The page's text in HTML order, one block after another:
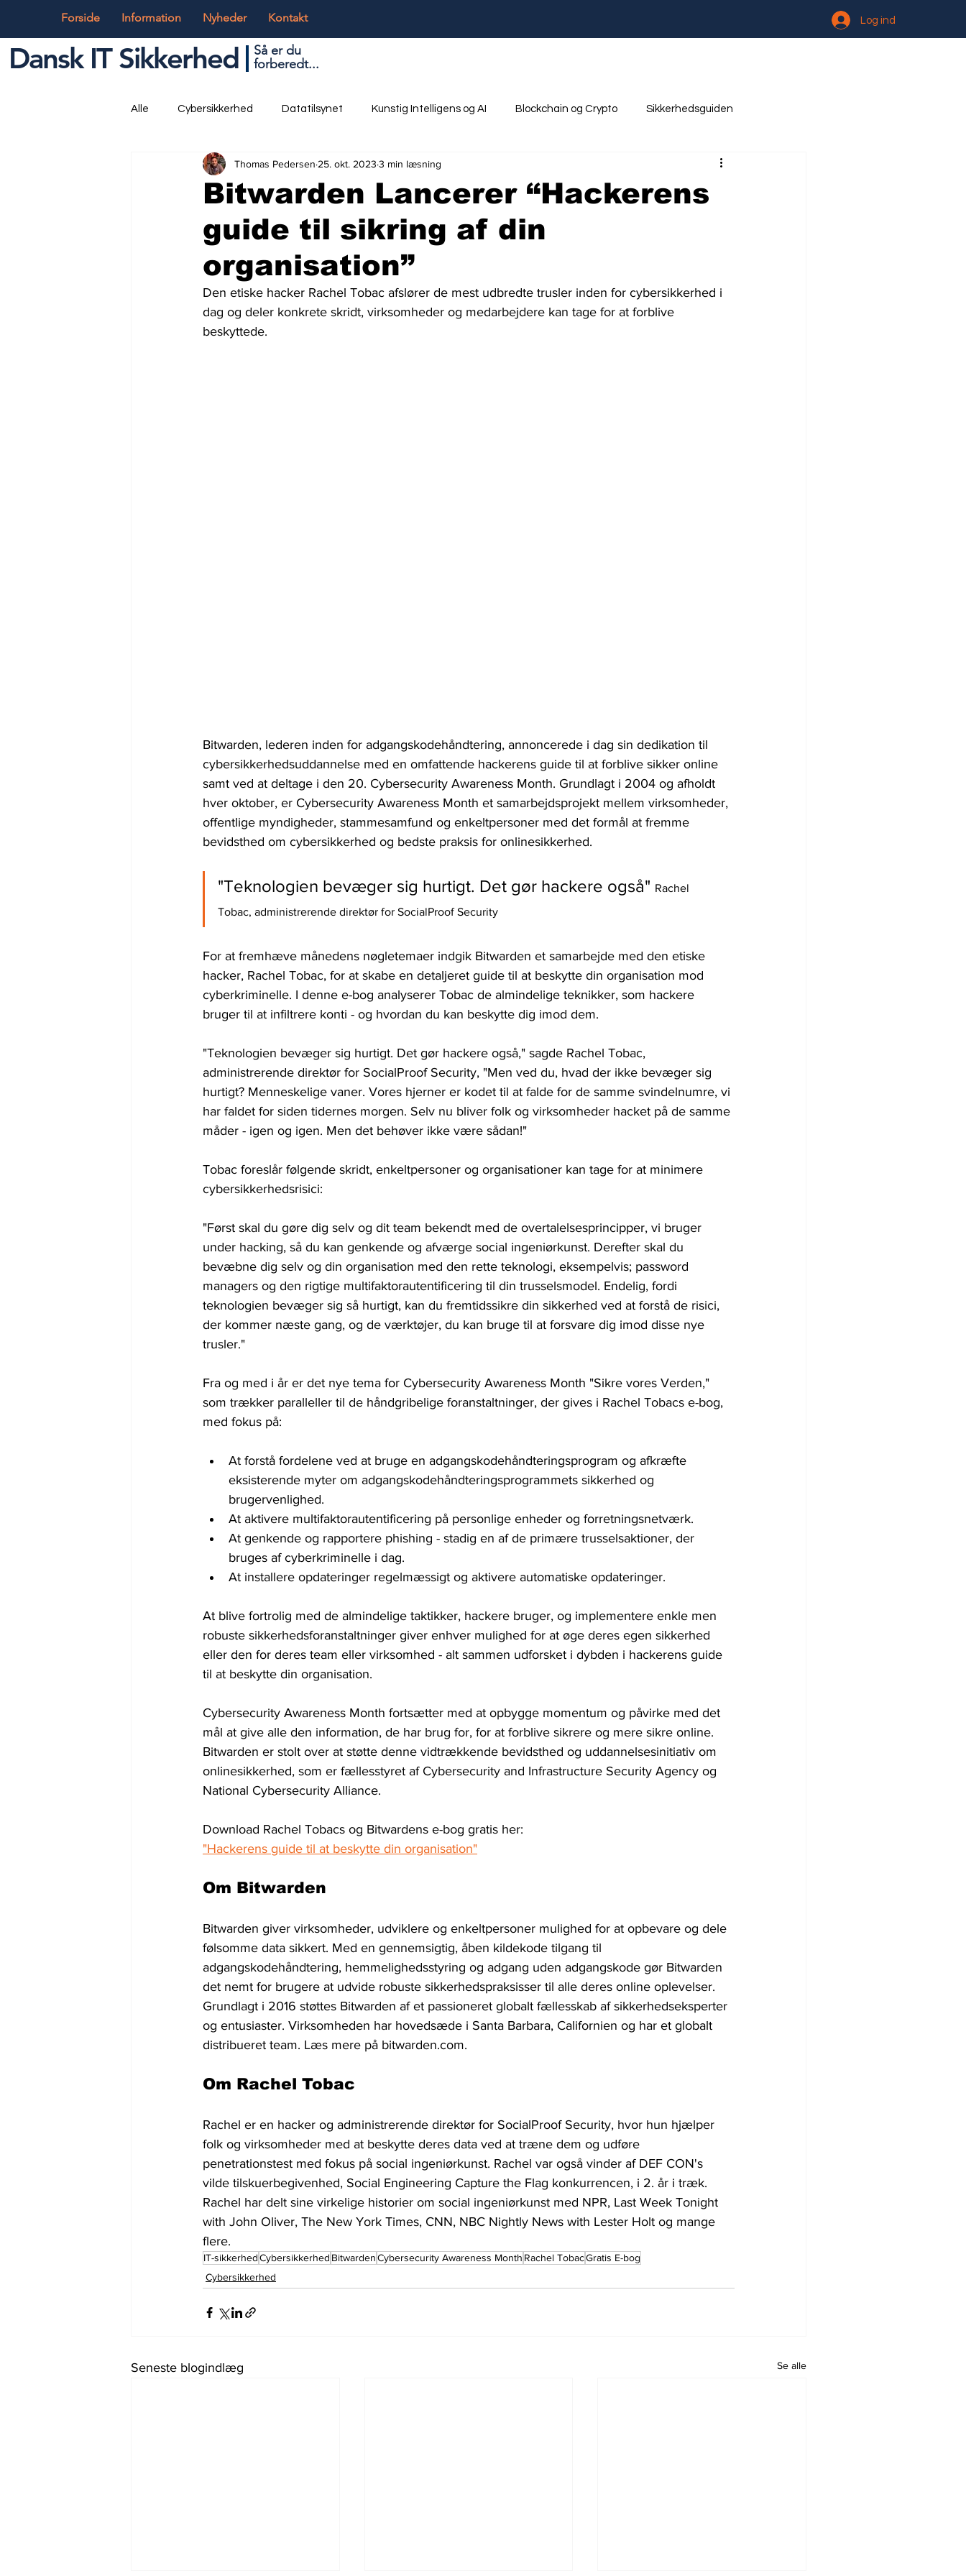
Forside Information Nyheder Kontakt Log ind
Dansk IT Sikkerhed
Så er du
forberedt...
Alle Cybersikkerhed Datatilsynet Kunstig Intelligens og AI Blockchain og Crypto Sikkerhedsguiden
Globalt og Digitalt IT og Teknik Ungdom og Uddannelse
Bitwarden Lancerer “Hackerens
guide til sikring af din
organisation”
Thomas Pedersen 25. okt. 2023 3 min læsning
Den etiske hacker Rachel Tobac afslører de mest udbredte trusler inden for cybersikkerhed i
dag og deler konkrete skridt, virksomheder og medarbejdere kan tage for at forblive
beskyttede.
Bitwarden, lederen inden for adgangskodehåndtering, annoncerede i dag sin dedikation til
cybersikkerhedsuddannelse med en omfattende hackerens guide til at forblive sikker online
samt ved at deltage i den 20. Cybersecurity Awareness Month. Grundlagt i 2004 og afholdt
hver oktober, er Cybersecurity Awareness Month et samarbejdsprojekt mellem virksomheder,
offentlige myndigheder, stammesamfund og enkeltpersoner med det formål at fremme
bevidsthed om cybersikkerhed og bedste praksis for onlinesikkerhed.
"Teknologien bevæger sig hurtigt. Det gør hackere også" Rachel
Tobac, administrerende direktør for SocialProof Security
For at fremhæve månedens nøgletemaer indgik Bitwarden et samarbejde med den etiske
hacker, Rachel Tobac, for at skabe en detaljeret guide til at beskytte din organisation mod
cyberkriminelle. I denne e-bog analyserer Tobac de almindelige teknikker, som hackere
bruger til at infiltrere konti - og hvordan du kan beskytte dig imod dem.
"Teknologien bevæger sig hurtigt. Det gør hackere også," sagde Rachel Tobac,
administrerende direktør for SocialProof Security, "Men ved du, hvad der ikke bevæger sig
hurtigt? Menneskelige vaner. Vores hjerner er kodet til at falde for de samme svindelnumre, vi
har faldet for siden tidernes morgen. Selv nu bliver folk og virksomheder hacket på de samme
måder - igen og igen. Men det behøver ikke være sådan!"
Tobac foreslår følgende skridt, enkeltpersoner og organisationer kan tage for at minimere
cybersikkerhedsrisici:
"Først skal du gøre dig selv og dit team bekendt med de overtalelsesprincipper, vi bruger
under hacking, så du kan genkende og afværge social ingeniørkunst. Derefter skal du
bevæbne dig selv og din organisation med den rette teknologi, eksempelvis; password
managers og den rigtige multifaktorautentificering til din trusselsmodel. Endelig, fordi
teknologien bevæger sig så hurtigt, kan du fremtidssikre din sikkerhed ved at forstå de risici,
der kommer næste gang, og de værktøjer, du kan bruge til at forsvare dig imod disse nye
trusler."
Fra og med i år er det nye tema for Cybersecurity Awareness Month "Sikre vores Verden,"
som trækker paralleller til de håndgribelige foranstaltninger, der gives i Rachel Tobacs e-bog,
med fokus på:
At forstå fordelene ved at bruge en adgangskodehåndteringsprogram og afkræfte
eksisterende myter om adgangskodehåndteringsprogrammets sikkerhed og
brugervenlighed.
At aktivere multifaktorautentificering på personlige enheder og forretningsnetværk.
At genkende og rapportere phishing - stadig en af de primære trusselsaktioner, der
bruges af cyberkriminelle i dag.
At installere opdateringer regelmæssigt og aktivere automatiske opdateringer.
At blive fortrolig med de almindelige taktikker, hackere bruger, og implementere enkle men
robuste sikkerhedsforanstaltninger giver enhver mulighed for at øge deres egen sikkerhed
eller den for deres team eller virksomhed - alt sammen udforsket i dybden i hackerens guide
til at beskytte din organisation.
Cybersecurity Awareness Month fortsætter med at opbygge momentum og påvirke med det
mål at give alle den information, de har brug for, for at forblive sikrere og mere sikre online.
Bitwarden er stolt over at støtte denne vidtrækkende bevidsthed og uddannelsesinitiativ om
onlinesikkerhed, som er fællesstyret af Cybersecurity and Infrastructure Security Agency og
National Cybersecurity Alliance.
Download Rachel Tobacs og Bitwardens e-bog gratis her:
"Hackerens guide til at beskytte din organisation"
Om Bitwarden
Bitwarden giver virksomheder, udviklere og enkeltpersoner mulighed for at opbevare og dele
følsomme data sikkert. Med en gennemsigtig, åben kildekode tilgang til
adgangskodehåndtering, hemmelighedsstyring og adgang uden adgangskode gør Bitwarden
det nemt for brugere at udvide robuste sikkerhedspraksisser til alle deres online oplevelser.
Grundlagt i 2016 støttes Bitwarden af et passioneret globalt fællesskab af sikkerhedseksperter
og entusiaster. Virksomheden har hovedsæde i Santa Barbara, Californien og har et globalt
distribueret team. Læs mere på bitwarden.com.
Om Rachel Tobac
Rachel er en hacker og administrerende direktør for SocialProof Security, hvor hun hjælper
folk og virksomheder med at beskytte deres data ved at træne dem og udføre
penetrationstest med fokus på social ingeniørkunst. Rachel var også vinder af DEF CON's
vilde tilskuerbegivenhed, Social Engineering Capture the Flag konkurrencen, i 2. år i træk.
Rachel har delt sine virkelige historier om social ingeniørkunst med NPR, Last Week Tonight
with John Oliver, The New York Times, CNN, NBC Nightly News with Lester Holt og mange
flere.
IT-sikkerhedCybersikkerhed BitwardenCybersecurity Awareness Month Rachel TobacGratis E-bog
Cybersikkerhed
Seneste blogindlæg Se alle